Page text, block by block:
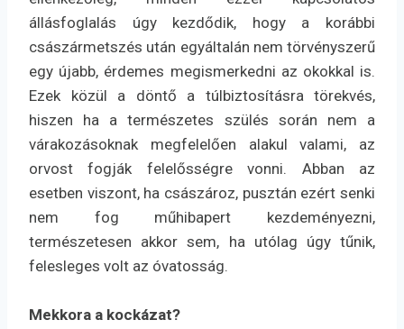
állásfoglalás úgy kezdődik, hogy a korábbi
császármetszés után egyáltalán nem törvényszerű
egy újabb, érdemes megismerkedni az okokkal is.
Ezek közül a döntő a túlbiztosításra törekvés,
hiszen ha a természetes szülés során nem a
várakozásoknak megfelelően alakul valami, az
orvost fogják felelősségre vonni. Abban az
esetben viszont, ha császároz, pusztán ezért senki
nem fog műhibapert kezdeményezni,
természetesen akkor sem, ha utólag úgy tűnik,
felesleges volt az óvatosság.
Mekkora a kockázat?